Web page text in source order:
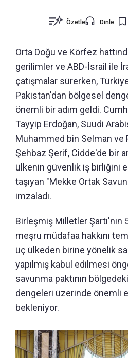
Özetle Dinle
Orta Doğu ve Körfez
gerilimler ve ABD-İsrail ile
çatışmalar sürerken,
Pakistan'dan bölgesel
önemli bir adım geldi.
Tayyip Erdoğan, Suudi
Muhammed bin Selman ve
Şehbaz Şerif, Cidde'de bir
ülkenin güvenlik iş birliğini
taşıyan "Mekke Ortak
imzaladı.
Birleşmiş Milletler Şartı'nın
meşru müdafaa hakkını
üç ülkeden birine yönelik
yapılmış kabul edilmesi
savunma paktının bölgedeki
dengeleri üzerinde önemli
bekleniyor.